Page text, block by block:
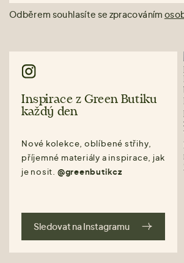
Odběrem souhlasíte se zpracováním
Inspirace z Green Butiku
každý den
Nové kolekce, oblíbené střihy,
příjemné materiály a inspirace, jak
je nosit. @greenbutikcz
Sledovat na Instagramu